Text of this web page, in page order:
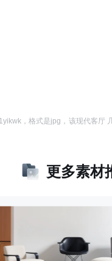
，格式是jpg ，该现代客厅
更多素材